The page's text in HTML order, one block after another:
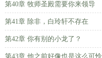
第40章 牧师圣殿需要你来领导
第41章 除非，白玲轩不存在
第42章 你有别的小龙了？
第43章 他之前好像也是这么可怜